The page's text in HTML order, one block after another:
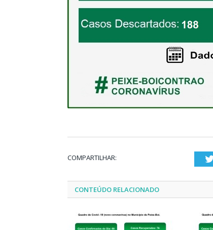
COMPARTILHAR:
CONTEÚDO RELACIONADO